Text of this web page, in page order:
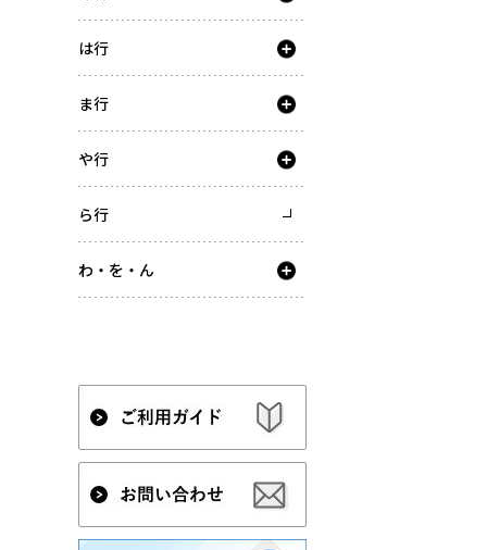
は行
ま行
や行
ら行
わ・を・ん